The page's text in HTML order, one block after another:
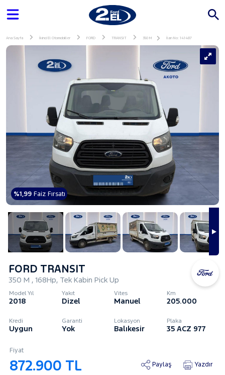
Ana Sayfa İkinci El Otomobiller FORD TRANSIT 350 M İlan No: 141487
%1,99Faiz Fırsatı
FORD TRANSIT
350 M , 168Hp, Tek Kabin Pick Up
Model Yıl
2018
Yakıt
Dizel
Vites
Manuel
Km
205.000
Kredi
Uygun
Garanti
Yok
Lokasyon
Balıkesir
Plaka
35 ACZ 977
Fiyat
872.900 TL Paylaş Yazdır